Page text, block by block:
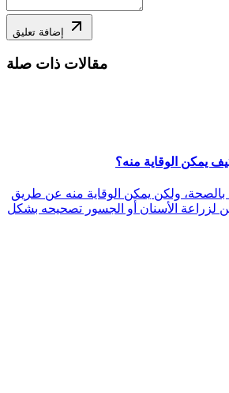
إضافة تعليق
مقالات ذات صلة
يمكن الوقاية منه؟
بالصحة، ولكن يمكن الوقاية منه عن طريق
لزراعة الأسنان أو الجسور تصحيحه بشكل